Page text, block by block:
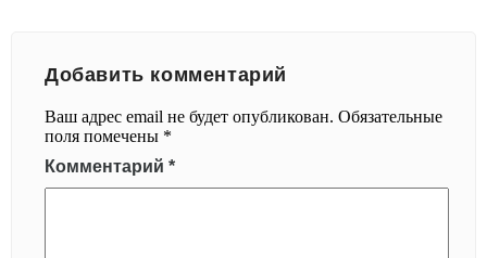
Добавить комментарий
Ваш адрес email не будет опубликован. Обязательные
поля помечены *
Комментарий *